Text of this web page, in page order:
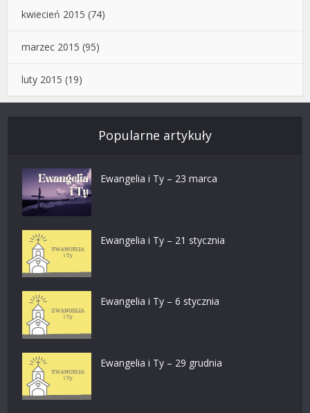
kwiecień 2015 (74)
marzec 2015 (95)
luty 2015 (19)
Popularne artykuły
Ewangelia i Ty – 23 marca
Ewangelia i Ty – 21 stycznia
Ewangelia i Ty – 6 stycznia
Ewangelia i Ty – 29 grudnia